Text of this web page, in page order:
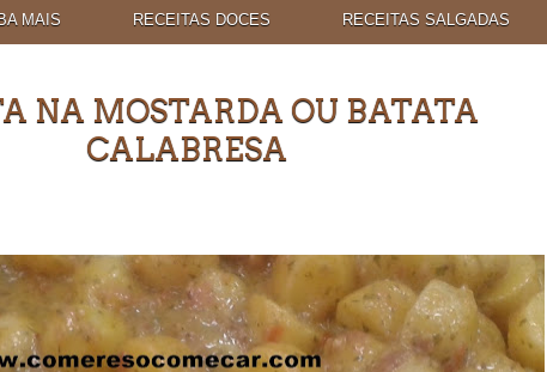
MAIS RECEITAS DOCES RECEITAS SALGADAS
NA MOSTARDA OU BATATA
CALABRESA